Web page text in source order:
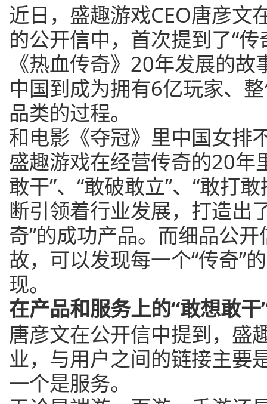
近日，盛趣游戏CEO唐彦文
的公开信中，首次提到了“
《热血传奇》20年发展的
中国到成为拥有6亿玩家、
品类的过程。
和电影《夺冠》里中国女排
盛趣游戏在经营传奇的20年
敢干”、“敢破敢立”、“敢打
断引领着行业发展，打造出
奇”的成功产品。而细品公
故，可以发现每一个“传奇”
现。
在产品和服务上的“敢想敢干
唐彦文在公开信中提到，盛
业，与用户之间的链接主要
一个是服务。